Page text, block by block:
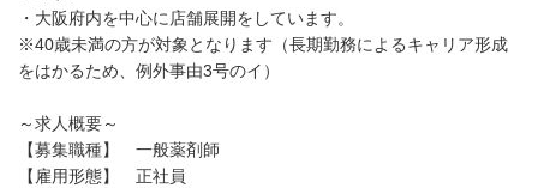
・大阪府内を中心に店舗展開をしています。
※40歳未満の方が対象となります（長期勤務によるキャリア形成
をはかるため、例外事由3号のイ）
～求人概要～
【募集職種】 一般薬剤師
【雇用形態】 正社員